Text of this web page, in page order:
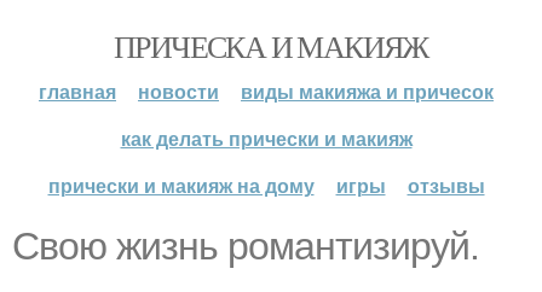
ПРИЧЕСКА И МАКИЯЖ
главная новости
виды макияжа и причесок
как делать прически и макияж
прически и макияж на дому
игры отзывы
Свою жизнь романтизируй.